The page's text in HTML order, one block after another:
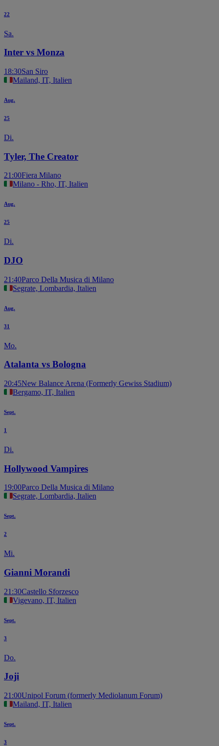
22
Sa.
Inter vs Monza
18:30San Siro
Mailand, IT, Italien
Aug.
25
Di.
Tyler, The Creator
21:00Fiera Milano
Milano - Rho, IT, Italien
Aug.
25
Di.
DJO
21:40Parco Della Musica di Milano
Segrate, Lombardia, Italien
Aug.
31
Mo.
Atalanta vs Bologna
20:45New Balance Arena (Formerly Gewiss Stadium)
Bergamo, IT, Italien
Sept.
1
Di.
Hollywood Vampires
19:00Parco Della Musica di Milano
Segrate, Lombardia, Italien
Sept.
2
Mi.
Gianni Morandi
21:30Castello Sforzesco
Vigevano, IT, Italien
Sept.
3
Do.
Joji
21:00Unipol Forum (formerly Mediolanum Forum)
Mailand, IT, Italien
Sept.
3